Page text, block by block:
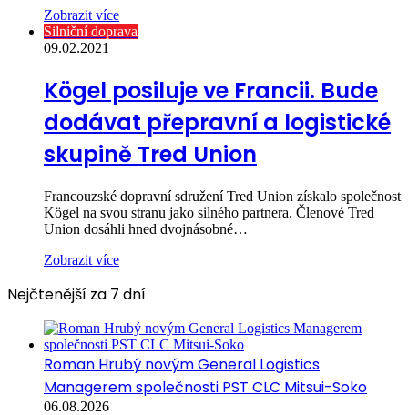
Zobrazit více
Silniční doprava
09.02.2021
Kögel posiluje ve Francii. Bude
dodávat přepravní a logistické
skupině Tred Union
Francouzské dopravní sdružení Tred Union získalo společnost
Kögel na svou stranu jako silného partnera. Členové Tred
Union dosáhli hned dvojnásobné…
Zobrazit více
Nejčtenější za 7 dní
Roman Hrubý novým General Logistics
Managerem společnosti PST CLC Mitsui-Soko
06.08.2026